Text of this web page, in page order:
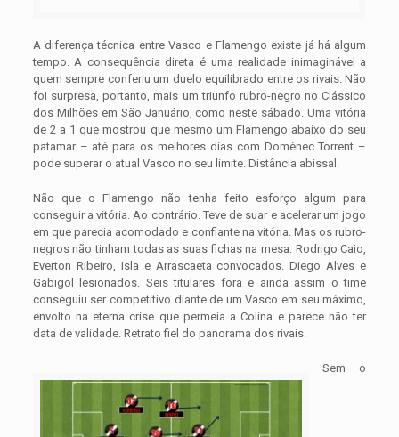
A diferença técnica entre Vasco e Flamengo existe já há algum
tempo. A consequência direta é uma realidade inimaginável a
quem sempre conferiu um duelo equilibrado entre os rivais. Não
foi surpresa, portanto, mais um triunfo rubro-negro no Clássico
dos Milhões em São Januário, como neste sábado. Uma vitória
de 2 a 1 que mostrou que mesmo um Flamengo abaixo do seu
patamar – até para os melhores dias com Domènec Torrent –
pode superar o atual Vasco no seu limite. Distância abissal.
Não que o Flamengo não tenha feito esforço algum para
conseguir a vitória. Ao contrário. Teve de suar e acelerar um jogo
em que parecia acomodado e confiante na vitória. Mas os rubro-
negros não tinham todas as suas fichas na mesa. Rodrigo Caio,
Everton Ribeiro, Isla e Arrascaeta convocados. Diego Alves e
Gabigol lesionados. Seis titulares fora e ainda assim o time
conseguiu ser competitivo diante de um Vasco em seu máximo,
envolto na eterna crise que permeia a Colina e parece não ter
data de validade. Retrato fiel do panorama dos rivais.
Sem o